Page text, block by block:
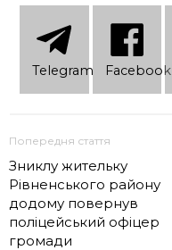
Telеgram Facebook
Попередня стаття
Зниклу жительку
Рівненського району
додому повернув
поліцейський офіцер
громади